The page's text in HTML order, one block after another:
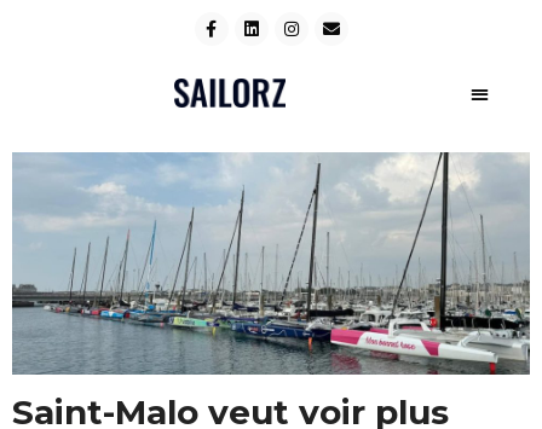
Saint-Malo veut voir plus